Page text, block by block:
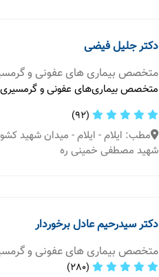
دکتر جلیل فیضی
متخصص بیماری های عفونی و
متخصص بیماری‌های عفونی و گرمسیری
(92)
مطب: ایلام - ایلام - میدان شهید
شهید مصطفی خمینی ره
دکتر سیدرحیم عادل برخوردار
متخصص بیماری های عفونی و
(280)